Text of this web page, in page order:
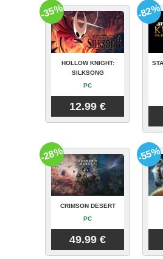
HOLLOW KNIGHT:
SILKSONG
PC
12.99 €
-35% -82%
CRIMSON DESERT
PC
49.99 €
-28% -55%